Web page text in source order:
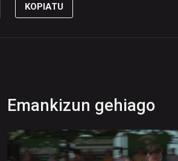
KOPIATU
Emankizun gehiago